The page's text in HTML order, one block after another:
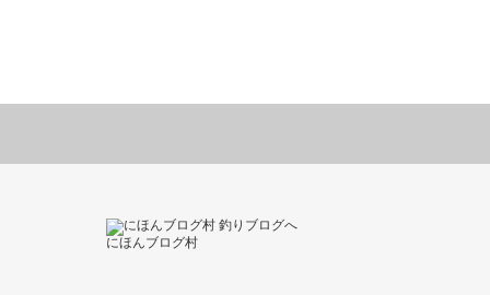
にほんブログ村